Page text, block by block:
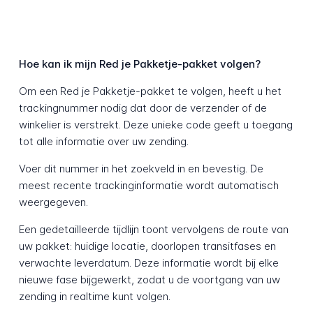
Hoe kan ik mijn Red je Pakketje-pakket volgen?
Om een Red je Pakketje-pakket te volgen, heeft u het
trackingnummer nodig dat door de verzender of de
winkelier is verstrekt. Deze unieke code geeft u toegang
tot alle informatie over uw zending.
Voer dit nummer in het zoekveld in en bevestig. De
meest recente trackinginformatie wordt automatisch
weergegeven.
Een gedetailleerde tijdlijn toont vervolgens de route van
uw pakket: huidige locatie, doorlopen transitfases en
verwachte leverdatum. Deze informatie wordt bij elke
nieuwe fase bijgewerkt, zodat u de voortgang van uw
zending in realtime kunt volgen.